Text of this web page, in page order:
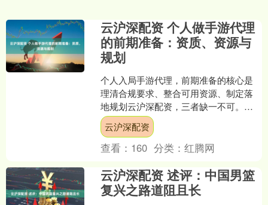
云沪深配资 个人做手游代理
的前期准备：资质、资源与
规划
个人入局手游代理，前期准备的核心是
理清合规要求、整合可用资源、制定落
地规划云沪深配资，三者缺一不可。做
好充分筹备既能降低试错成本，也能为
后续运营打下坚实基础，尤....
云沪深配资
查看： 160 分类：红腾网
云沪深配资 述评：中国男篮
复兴之路道阻且长